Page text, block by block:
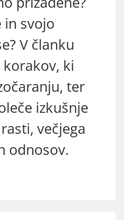
in svojo
V članku
ki
ter
izkušnje
večjega
odnosov.